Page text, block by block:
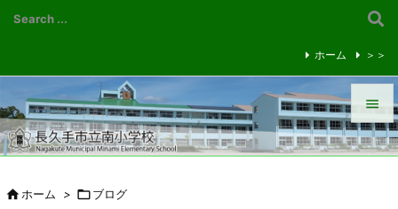


メニュ
ホーム ＞＞
ホーム > ブログ